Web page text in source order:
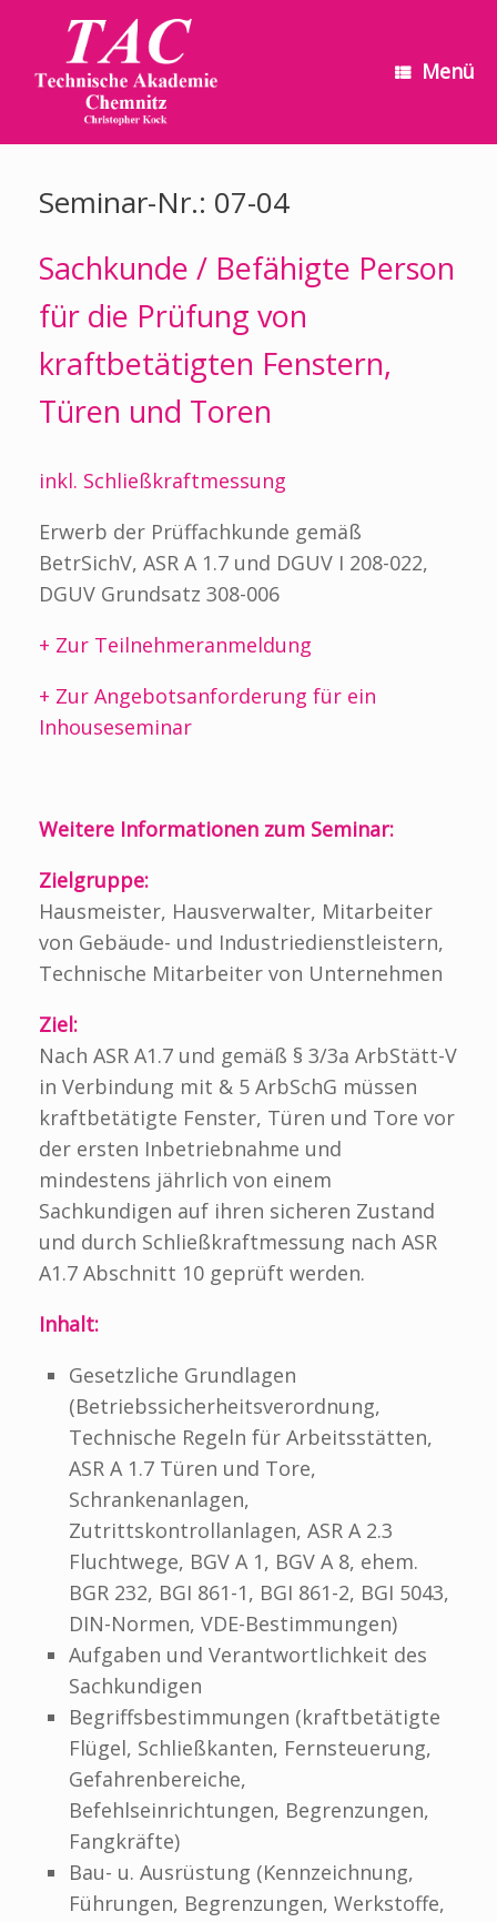
Menü
Seminar-Nr.: 07-04
Sachkunde / Befähigte Person
für die Prüfung von
kraftbetätigten Fenstern,
Türen und Toren
inkl. Schließkraftmessung
Erwerb der Prüffachkunde gemäß
BetrSichV, ASR A 1.7 und DGUV I 208-022,
DGUV Grundsatz 308-006
+ Zur Teilnehmeranmeldung
+ Zur Angebotsanforderung für ein
Inhouseseminar
Weitere Informationen zum Seminar:
Zielgruppe:
Hausmeister, Hausverwalter, Mitarbeiter
von Gebäude- und Industriedienstleistern,
Technische Mitarbeiter von Unternehmen
Ziel:
Nach ASR A1.7 und gemäß § 3/3a ArbStätt-V
in Verbindung mit & 5 ArbSchG müssen
kraftbetätigte Fenster, Türen und Tore vor
der ersten Inbetriebnahme und
mindestens jährlich von einem
Sachkundigen auf ihren sicheren Zustand
und durch Schließkraftmessung nach ASR
A1.7 Abschnitt 10 geprüft werden.
Inhalt:
Gesetzliche Grundlagen
(Betriebssicherheitsverordnung,
Technische Regeln für Arbeitsstätten,
ASR A 1.7 Türen und Tore,
Schrankenanlagen,
Zutrittskontrollanlagen, ASR A 2.3
Fluchtwege, BGV A 1, BGV A 8, ehem.
BGR 232, BGI 861-1, BGI 861-2, BGI 5043,
DIN-Normen, VDE-Bestimmungen)
Aufgaben und Verantwortlichkeit des
Sachkundigen
Begriffsbestimmungen (kraftbetätigte
Flügel, Schließkanten, Fernsteuerung,
Gefahrenbereiche,
Befehlseinrichtungen, Begrenzungen,
Fangkräfte)
Bau- u. Ausrüstung (Kennzeichnung,
Führungen, Begrenzungen, Werkstoffe,